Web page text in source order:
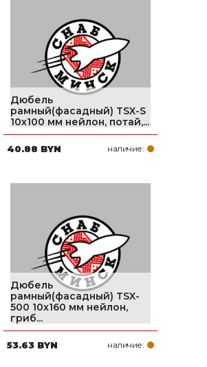
Дюбель
рамный(фасадный) TSX-S
10х100 мм нейлон, потай,...
40.88 BYN наличие:
Дюбель
рамный(фасадный) TSX-
500 10х160 мм нейлон,
гриб...
53.63 BYN наличие: